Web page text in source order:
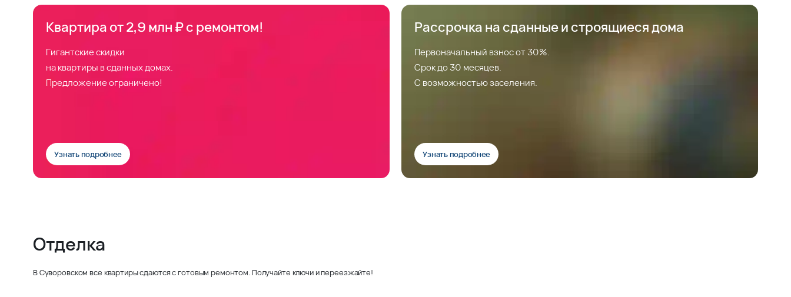
Квартира от 2,9 млн ₽ с ремонтом!
Гигантские скидки
на квартиры в сданных домах.
Предложение ограничено!
Узнать подробнее
Рассрочка на сданные и строящиеся дома
Первоначальный взнос от 30%.
Срок до 30 месяцев.
С возможностью заселения.
Узнать подробнее
Отделка
В Суворовском все квартиры сдаются с готовым ремонтом. Получайте ключи и переезжайте!